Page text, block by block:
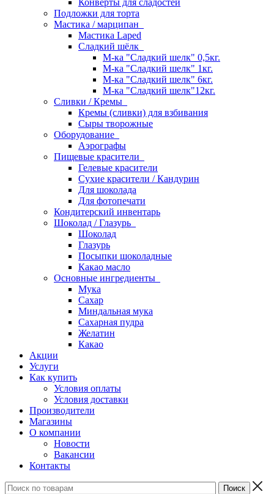
Конверты для сладостей
Подложки для торта
Мастика / марципан
Мастика Laped
Сладкий шёлк
М-ка "Сладкий шелк" 0,5кг.
М-ка "Сладкий шелк" 1кг.
М-ка "Сладкий шелк" 6кг.
М-ка "Сладкий шелк"12кг.
Сливки / Кремы
Кремы (сливки) для взбивания
Сыры творожные
Оборудование
Аэрографы
Пищевые красители
Гелевые красители
Сухие красители / Кандурин
Для шоколада
Для фотопечати
Кондитерский инвентарь
Шоколад / Глазурь
Шоколад
Глазурь
Посыпки шоколадные
Какао масло
Основные ингредиенты
Мука
Сахар
Миндальная мука
Сахарная пудра
Желатин
Какао
Акции
Услуги
Как купить
Условия оплаты
Условия доставки
Производители
Магазины
О компании
Новости
Вакансии
Контакты